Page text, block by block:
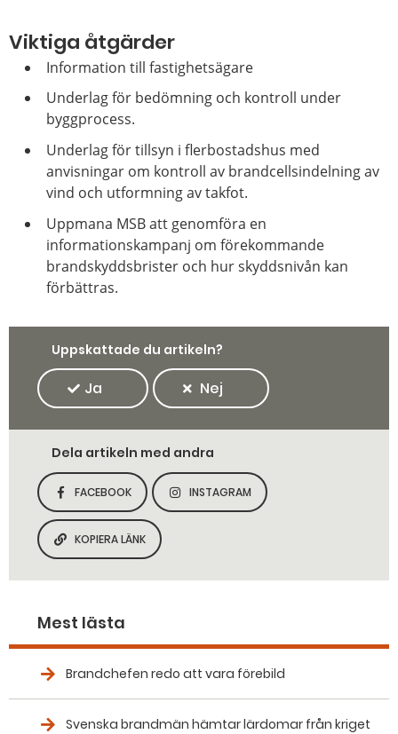
Viktiga åtgärder
Information till fastighetsägare
Underlag för bedömning och kontroll under
byggprocess.
Underlag för tillsyn i flerbostadshus med
anvisningar om kontroll av brandcellsindelning av
vind och utformning av takfot.
Uppmana MSB att genomföra en
informationskampanj om förekommande
brandskyddsbrister och hur skyddsnivån kan
förbättras.
Uppskattade du artikeln?
Ja Nej
Dela artikeln med andra
DELA SIDAN PÅ
FACEBOOK
DELA SIDAN PÅ
INSTAGRAM
KOPIERA SIDANS LÄNK
KOPIERA LÄNK
Mest lästa
Brandchefen redo att vara förebild
Svenska brandmän hämtar lärdomar från kriget